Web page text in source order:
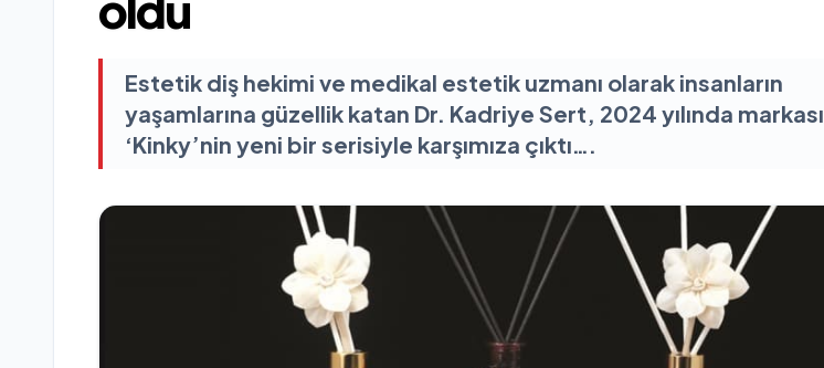
Estetik diş hekimi ve medikal estetik uzmanı olarak insanların
yaşamlarına güzellik katan Dr. Kadriye Sert, 2024 yılında markası
‘Kinky’nin yeni bir serisiyle karşımıza çıktı….